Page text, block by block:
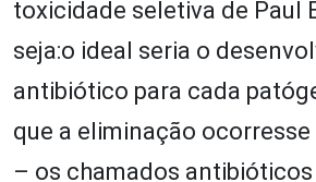
toxicidade seletiva de Paul
seja:o ideal seria o
antibiótico para cada
que a eliminação
– os chamados